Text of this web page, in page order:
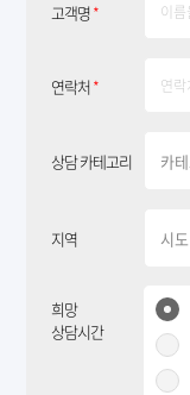
고객명*
연락처*
상담 카테고리
지역
희망
상담시간